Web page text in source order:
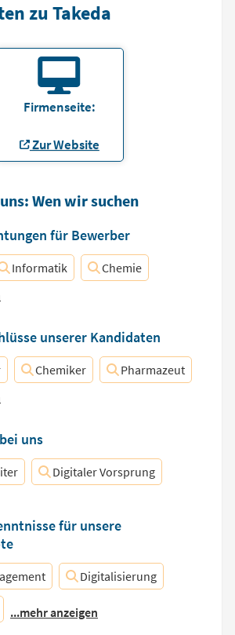
zu Takeda
Firmenseite:
Zur Website
Wen wir suchen
für Bewerber
Informatik
Chemie
unserer Kandidaten
Chemiker
Pharmazeut
uns
Digitaler Vorsprung
für unsere
Digitalisierung
...mehr anzeigen